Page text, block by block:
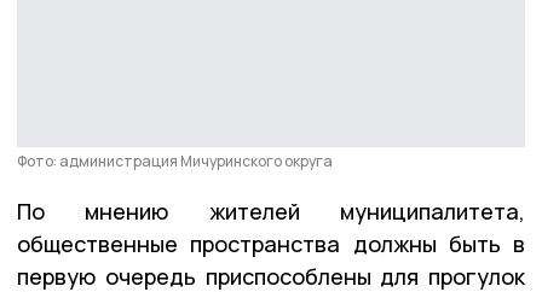
Фото: администрация Мичуринского округа
По мнению жителей муниципалитета,
общественные пространства должны быть в
первую очередь приспособлены для прогулок